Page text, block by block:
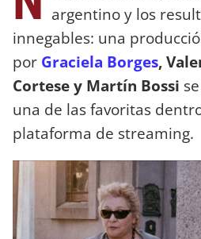
argentino y los
innegables: una
por Graciela Borges,
Cortese y Martín Bossi
una de las favoritas
plataforma de streaming.